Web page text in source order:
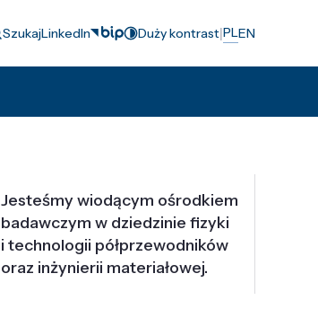
SzukajLinkedIn Duży kontrast|PLEN
Jesteśmy wiodącym ośrodkiem
badawczym w dziedzinie fizyki
i technologii półprzewodników
oraz inżynierii materiałowej.